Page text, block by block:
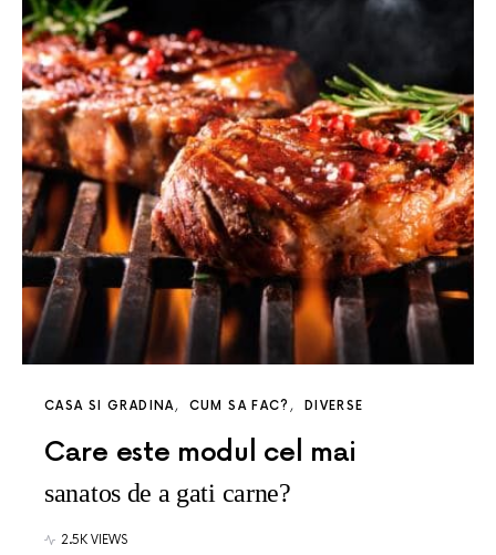
CASA SI GRADINA CUM SA FAC? DIVERSE
Care este modul cel mai
sanatos de a gati carne?
2.5K VIEWS